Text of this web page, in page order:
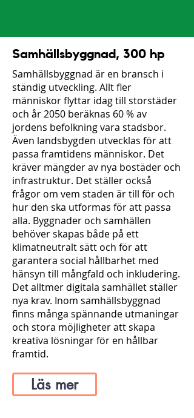
Samhällsbyggnad, 300 hp
Samhällsbyggnad är en bransch i
ständig utveckling. Allt fler
människor flyttar idag till storstäder
och år 2050 beräknas 60 % av
jordens befolkning vara stadsbor.
Även landsbygden utvecklas för att
passa framtidens människor. Det
kräver mängder av nya bostäder och
infrastruktur. Det ställer också
frågor om vem staden är till för och
hur den ska utformas för att passa
alla. Byggnader och samhällen
behöver skapas både på ett
klimatneutralt sätt och för att
garantera social hållbarhet med
hänsyn till mångfald och inkludering.
Det alltmer digitala samhället ställer
nya krav. Inom samhällsbyggnad
finns många spännande utmaningar
och stora möjligheter att skapa
kreativa lösningar för en hållbar
framtid.
Läs mer